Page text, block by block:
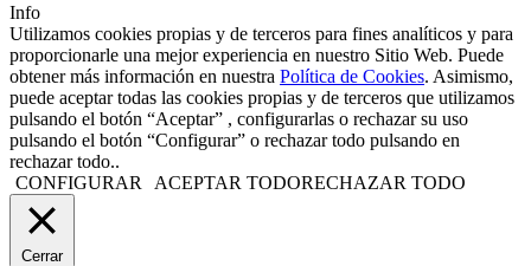
Info
Utilizamos cookies propias y de terceros para fines analíticos y para
proporcionarle una mejor experiencia en nuestro Sitio Web. Puede
obtener más información en nuestra Política de Cookies. Asimismo,
puede aceptar todas las cookies propias y de terceros que utilizamos
pulsando el botón “Aceptar” , configurarlas o rechazar su uso
pulsando el botón “Configurar” o rechazar todo pulsando en
rechazar todo..
CONFIGURAR
ACEPTAR TODORECHAZAR TODO
Cerrar